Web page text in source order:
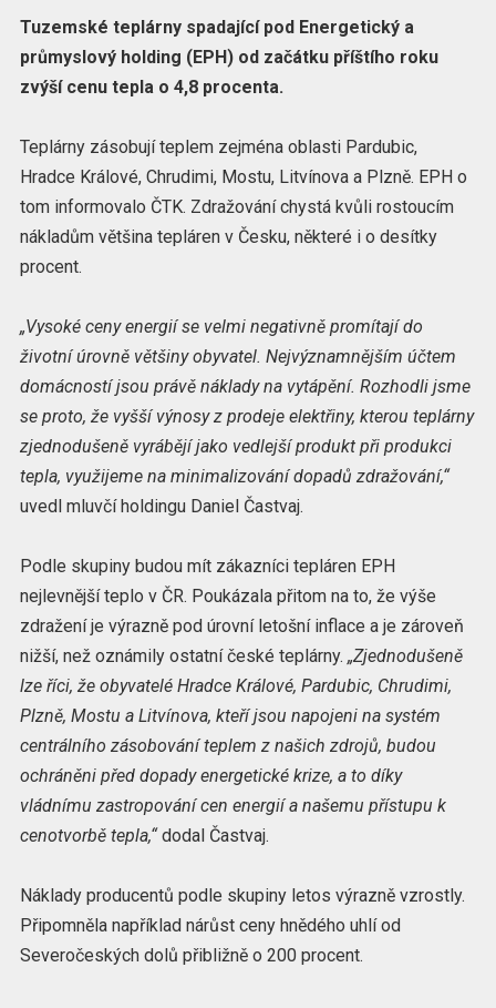
Tuzemské teplárny spadající pod Energetický a
průmyslový holding (EPH) od začátku příštího roku
zvýší cenu tepla o 4,8 procenta.
Teplárny zásobují teplem zejména oblasti Pardubic,
Hradce Králové, Chrudimi, Mostu, Litvínova a Plzně. EPH o
tom informovalo ČTK. Zdražování chystá kvůli rostoucím
nákladům většina tepláren v Česku, některé i o desítky
procent.
„Vysoké ceny energií se velmi negativně promítají do
životní úrovně většiny obyvatel. Nejvýznamnějším účtem
domácností jsou právě náklady na vytápění. Rozhodli jsme
se proto, že vyšší výnosy z prodeje elektřiny, kterou teplárny
zjednodušeně vyrábějí jako vedlejší produkt při produkci
tepla, využijeme na minimalizování dopadů zdražování,“
uvedl mluvčí holdingu Daniel Častvaj.
Podle skupiny budou mít zákazníci tepláren EPH
nejlevnější teplo v ČR. Poukázala přitom na to, že výše
zdražení je výrazně pod úrovní letošní inflace a je zároveň
nižší, než oznámily ostatní české teplárny. „Zjednodušeně
lze říci, že obyvatelé Hradce Králové, Pardubic, Chrudimi,
Plzně, Mostu a Litvínova, kteří jsou napojeni na systém
centrálního zásobování teplem z našich zdrojů, budou
ochráněni před dopady energetické krize, a to díky
vládnímu zastropování cen energií a našemu přístupu k
cenotvorbě tepla,“dodal Častvaj.
Náklady producentů podle skupiny letos výrazně vzrostly.
Připomněla například nárůst ceny hnědého uhlí od
Severočeských dolů přibližně o 200 procent.